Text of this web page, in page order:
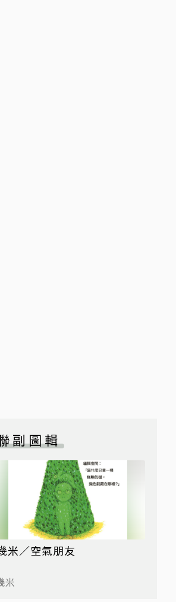
副圖輯
米／空氣朋友
米